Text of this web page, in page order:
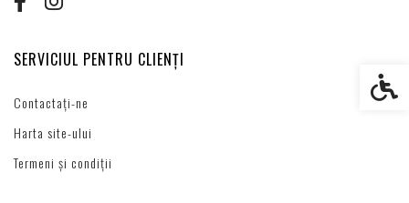
SERVICIUL PENTRU CLIENȚI
Contactați-ne
Harta site-ului
Termeni și condiții
Setări